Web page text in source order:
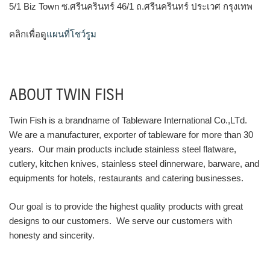
5/1 Biz Town ซ.ศรีนครินทร์ 46/1 ถ.ศรีนครินทร์ ประเวศ กรุงเทพ
คลิกเพื่อดูแผนที่โชว์รูม
ABOUT TWIN FISH
Twin Fish is a brandname of Tableware International Co.,LTd.
We are a manufacturer, exporter of tableware for more than 30
years. Our main products include stainless steel flatware,
cutlery, kitchen knives, stainless steel dinnerware, barware, and
equipments for hotels, restaurants and catering businesses.
Our goal is to provide the highest quality products with great
designs to our customers. We serve our customers with
honesty and sincerity.